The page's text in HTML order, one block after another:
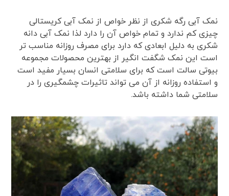
نمک آبی رگه شکری از نظر خواص از نمک آبی کریستالی
چیزی کم ندارد و تمام خواص آن را دارد لذا نمک آبی دانه
شکری به دلیل ابعادی که دارد برای مصرف روزانه مناسب تر
است این نمک شگفت انگیر از بهترین محصولات مجموعه
بیوتی سالت است که برای سلامتی انسان بسیار مفید است
و استفاده روزانه از آن می تواند تاثیرات چشمگیری را در
سلامتی شما داشته باشد.